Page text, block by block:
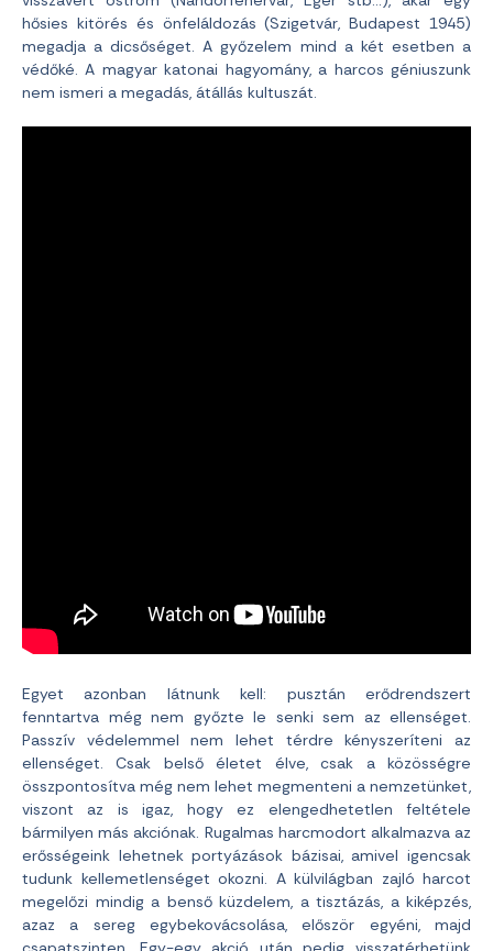
hősies kitörés és önfeláldozás (Szigetvár, Budapest 1945)
megadja a dicsőséget. A győzelem mind a két esetben a
védőké. A magyar katonai hagyomány, a harcos géniuszunk
nem ismeri a megadás, átállás kultuszát.
Egyet azonban látnunk kell: pusztán erődrendszert
fenntartva még nem győzte le senki sem az ellenséget.
Passzív védelemmel nem lehet térdre kényszeríteni az
ellenséget. Csak belső életet élve, csak a közösségre
összpontosítva még nem lehet megmenteni a nemzetünket,
viszont az is igaz, hogy ez elengedhetetlen feltétele
bármilyen más akciónak. Rugalmas harcmodort alkalmazva az
erősségeink lehetnek portyázások bázisai, amivel igencsak
tudunk kellemetlenséget okozni. A külvilágban zajló harcot
megelőzi mindig a benső küzdelem, a tisztázás, a kiképzés,
azaz a sereg egybekovácsolása, először egyéni, majd